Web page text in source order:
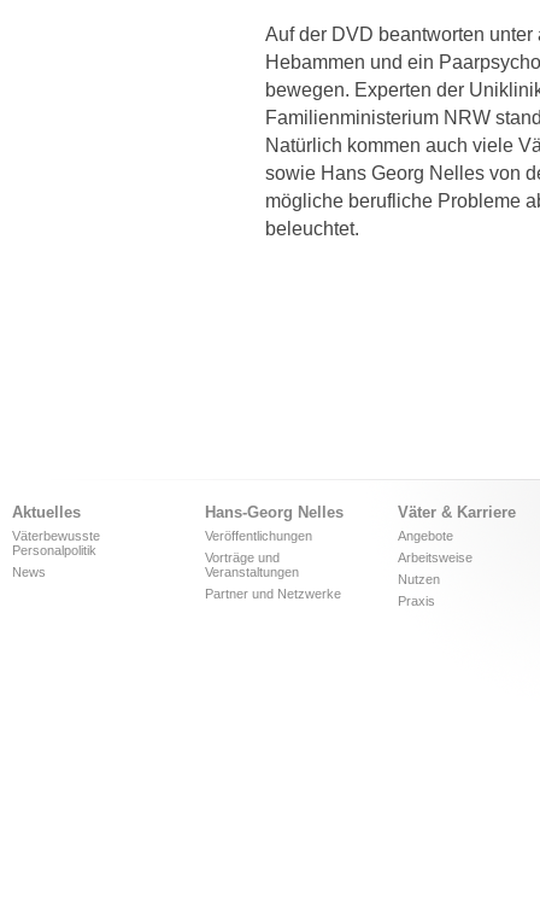
Auf der DVD beantworten
Hebammen und ein
bewegen. Experten der
Familienministerium NRW
Natürlich kommen auch viele
sowie Hans Georg Nelles von
mögliche berufliche Probleme
beleuchtet.
Aktuelles
Väterbewusste
Personalpolitik
News
Hans-Georg Nelles
Veröffentlichungen
Vorträge und
Veranstaltungen
Partner und Netzwerke
Väter & Karriere
Angebote
Arbeitsweise
Nutzen
Praxis